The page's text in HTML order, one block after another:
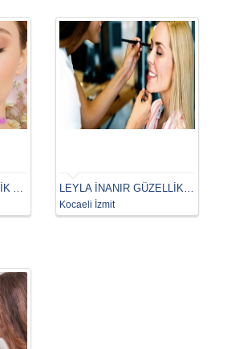
NAZAN KAYA GÜZELLİK AKADEMİ LEYLA İNANIR GÜZELLİK AKADEMİSİ İZMİT
Kocaeli İzmit